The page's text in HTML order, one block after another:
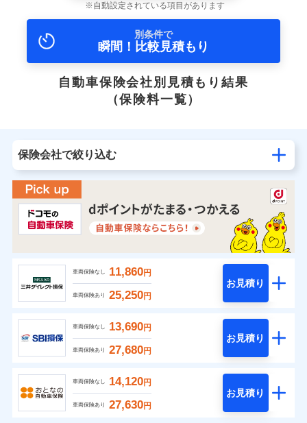
自動設定されている項目があります
別条件で
瞬間！比較見積もり
自動車保険会社別見積もり結果
（保険料一覧）
保険会社で絞り込む
車両保険なし 11,860円
車両保険あり 25,250円
お見積り
車両保険なし 13,690円
車両保険あり 27,680円
お見積り
車両保険なし 14,120円
車両保険あり 27,630円
お見積り